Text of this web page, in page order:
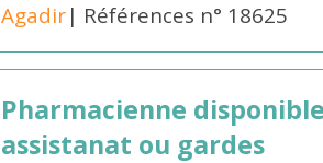
Agadir| Références n° 18625
Pharmacienne
assistanat ou gardes